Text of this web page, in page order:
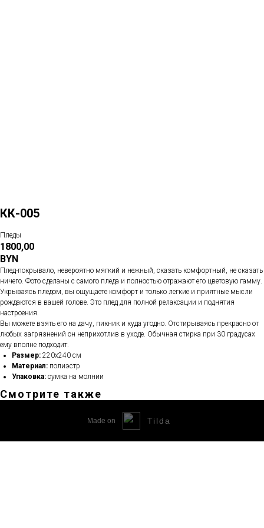
КК-005
Пледы
1800,00
BYN
Плед-покрывало, невероятно мягкий и нежный, сказать комфортный, не сказать
ничего. Фото сделаны с самого пледа и полностью отражают его цветовую гамму.
Укрываясь пледом, вы ощущаете комфорт и только легкие и приятные мысли
рождаются в вашей голове. Это плед для полной релаксации и поднятия
настроения.
Вы можете взять его на дачу, пикник и куда угодно. Отстирываясь прекрасно от
любых загрязнений он неприхотлив в уходе. Обычная стирка при 30 градусах
ему вполне подходит.
Размер: 220х240 см
Материал: полиэстр
Упаковка: сумка на молнии
Смотрите также
Made on Tilda